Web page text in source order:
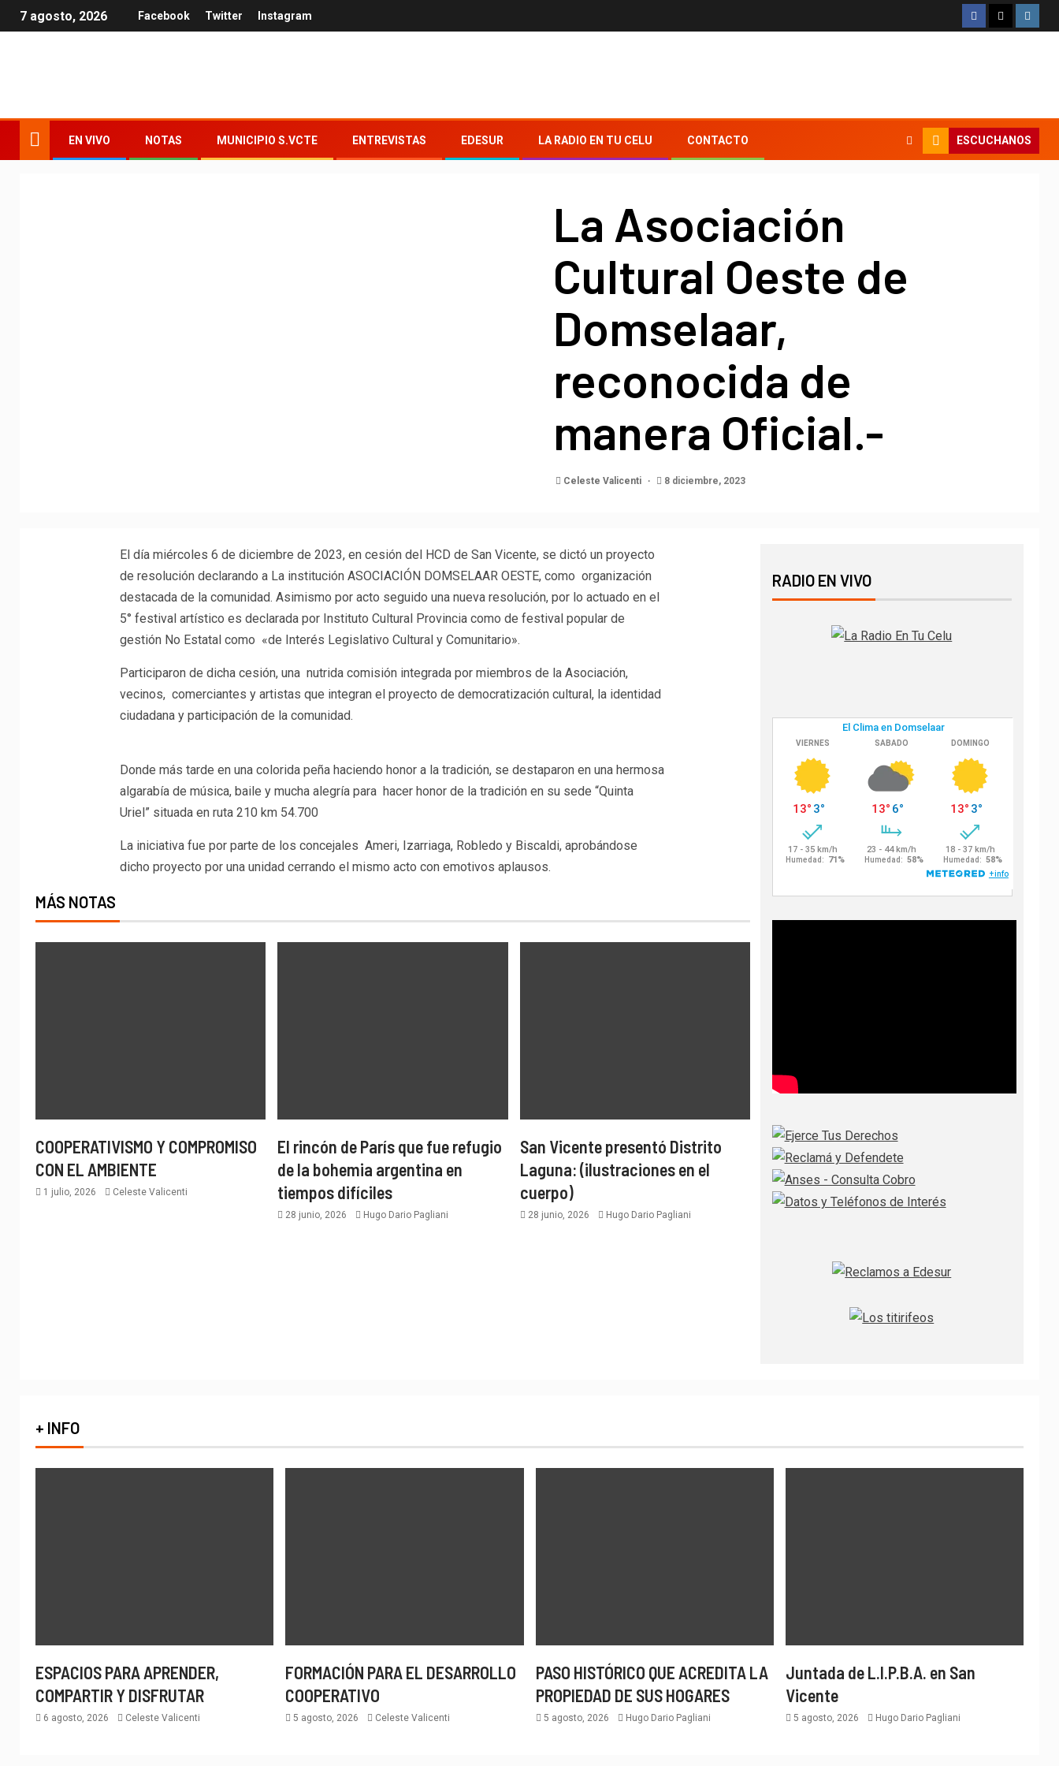
7 agosto, 2026 Facebook Twitter Instagram
EN VIVO NOTAS MUNICIPIO S.VCTE ENTREVISTAS EDESUR LA RADIO EN TU CELU CONTACTO ESCUCHANOS
La Asociación
Cultural Oeste de
Domselaar,
reconocida de
manera Oficial.-
Celeste Valicenti 8 diciembre, 2023
El día miércoles 6 de diciembre de 2023, en cesión del HCD de San Vicente, se dictó un proyecto
de resolución declarando a La institución ASOCIACIÓN DOMSELAAR OESTE, como organización
destacada de la comunidad. Asimismo por acto seguido una nueva resolución, por lo actuado en el
5° festival artístico es declarada por Instituto Cultural Provincia como de festival popular de
gestión No Estatal como «de Interés Legislativo Cultural y Comunitario».
Participaron de dicha cesión, una nutrida comisión integrada por miembros de la Asociación,
vecinos, comerciantes y artistas que integran el proyecto de democratización cultural, la identidad
ciudadana y participación de la comunidad.
Donde más tarde en una colorida peña haciendo honor a la tradición, se destaparon en una hermosa
algarabía de música, baile y mucha alegría para hacer honor de la tradición en su sede “Quinta
Uriel” situada en ruta 210 km 54.700
La iniciativa fue por parte de los concejales Ameri, Izarriaga, Robledo y Biscaldi, aprobándose
dicho proyecto por una unidad cerrando el mismo acto con emotivos aplausos.
MÁS NOTAS
COOPERATIVISMO Y COMPROMISO
CON EL AMBIENTE
1 julio, 2026 Celeste Valicenti
El rincón de París que fue refugio
de la bohemia argentina en
tiempos difíciles
28 junio, 2026 Hugo Dario Pagliani
San Vicente presentó Distrito
Laguna: (ilustraciones en el
cuerpo)
28 junio, 2026 Hugo Dario Pagliani
RADIO EN VIVO
+ INFO
ESPACIOS PARA APRENDER,
COMPARTIR Y DISFRUTAR
6 agosto, 2026 Celeste Valicenti
FORMACIÓN PARA EL DESARROLLO
COOPERATIVO
5 agosto, 2026 Celeste Valicenti
PASO HISTÓRICO QUE ACREDITA LA
PROPIEDAD DE SUS HOGARES
5 agosto, 2026 Hugo Dario Pagliani
Juntada de L.I.P.B.A. en San
Vicente
5 agosto, 2026 Hugo Dario Pagliani